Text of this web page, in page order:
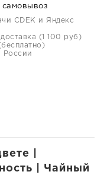
самовывоз
CDEK и Яндекс
(1 100 руб)
России
|
| Чайный